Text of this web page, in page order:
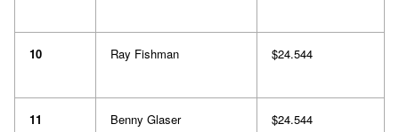
10 Ray Fishman $24.544
11 Benny Glaser $24.544